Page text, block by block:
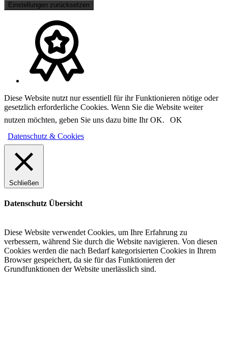
Einstellungen zurücksetzen
Diese Website nutzt nur essentiell für ihr Funktionieren nötige oder
gesetzlich erforderliche Cookies. Wenn Sie die Website weiter
nutzen möchten, geben Sie uns dazu bitte Ihr OK.
OK
Datenschutz & Cookies
Schließen
Datenschutz Übersicht
Diese Website verwendet Cookies, um Ihre Erfahrung zu
verbessern, während Sie durch die Website navigieren. Von diesen
Cookies werden die nach Bedarf kategorisierten Cookies in Ihrem
Browser gespeichert, da sie für das Funktionieren der
Grundfunktionen der Website unerlässlich sind.